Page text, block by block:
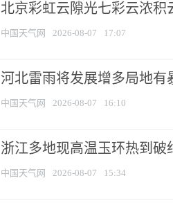
北京彩虹云隙光七彩云浓积
中国天气网 2026-08-07 17:07
河北雷雨将发展增多局地有
中国天气网 2026-08-07 16:10
浙江多地现高温玉环热到破
中国天气网 2026-08-07 15:34